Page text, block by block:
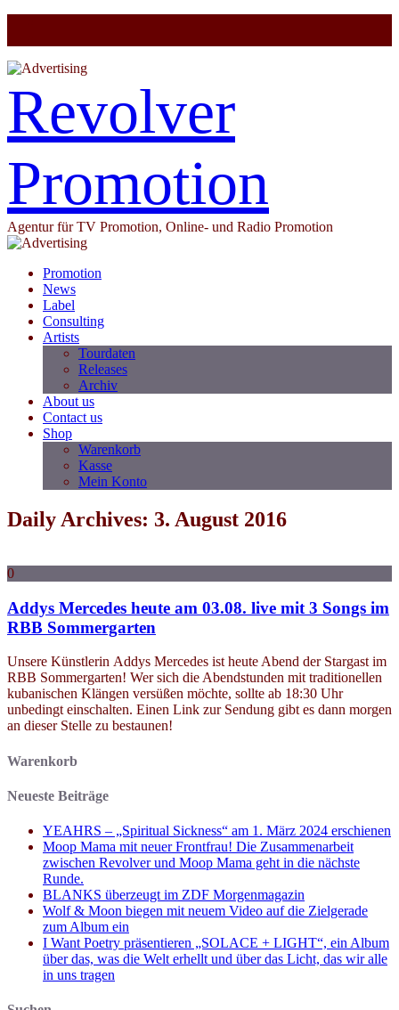
Revolver
Promotion
Agentur für TV Promotion, Online- und Radio Promotion
Promotion
News
Label
Consulting
Artists
Tourdaten
Releases
Archiv
About us
Contact us
Shop
Warenkorb
Kasse
Mein Konto
Daily Archives: 3. August 2016
0
Addys Mercedes heute am 03.08. live mit 3 Songs im
RBB Sommergarten
Unsere Künstlerin Addys Mercedes ist heute Abend der Stargast im
RBB Sommergarten! Wer sich die Abendstunden mit traditionellen
kubanischen Klängen versüßen möchte, sollte ab 18:30 Uhr
unbedingt einschalten. Einen Link zur Sendung gibt es dann morgen
an dieser Stelle zu bestaunen!
Warenkorb
Neueste Beiträge
YEAHRS – „Spiritual Sickness“ am 1. März 2024 erschienen
Moop Mama mit neuer Frontfrau! Die Zusammenarbeit
zwischen Revolver und Moop Mama geht in die nächste
Runde.
BLANKS überzeugt im ZDF Morgenmagazin
Wolf & Moon biegen mit neuem Video auf die Zielgerade
zum Album ein
I Want Poetry präsentieren „SOLACE + LIGHT“, ein Album
über das, was die Welt erhellt und über das Licht, das wir alle
in uns tragen